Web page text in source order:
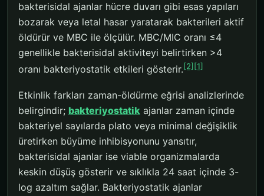
bakterisidal ajanlar hücre duvarı gibi esas yapıları
bozarak veya letal hasar yaratarak bakterileri aktif
öldürür ve MBC ile ölçülür. MBC/MIC oranı ≤4
genellikle bakterisidal aktiviteyi belirtirken >4
oranı bakteriyostatik etkileri gösterir.[2] [1]
Etkinlik farkları zaman-öldürme eğrisi analizlerinde
belirgindir; bakteriyostatik ajanlar zaman içinde
bakteriyel sayılarda plato veya minimal değişiklik
üretirken büyüme inhibisyonunu yansıtır,
bakterisidal ajanlar ise viable organizmalarda
keskin düşüş gösterir ve sıklıkla 24 saat içinde 3-
log azaltım sağlar. Bakteriyostatik ajanlar